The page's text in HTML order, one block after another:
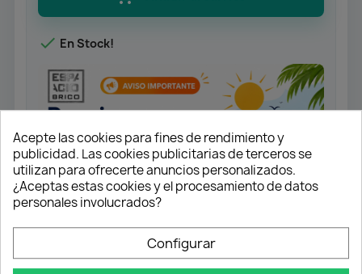
 En Stock!
Acepte las cookies para fines de rendimiento y
publicidad. Las cookies publicitarias de terceros se
utilizan para ofrecerte anuncios personalizados.
¿Aceptas estas cookies y el procesamiento de datos
personales involucrados?
Configurar